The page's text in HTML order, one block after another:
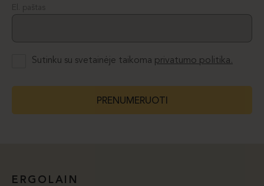
El. paštas
Sutinku su svetainėje taikoma privatumo politika.
PRENUMERUOTI
ERGOLAIN